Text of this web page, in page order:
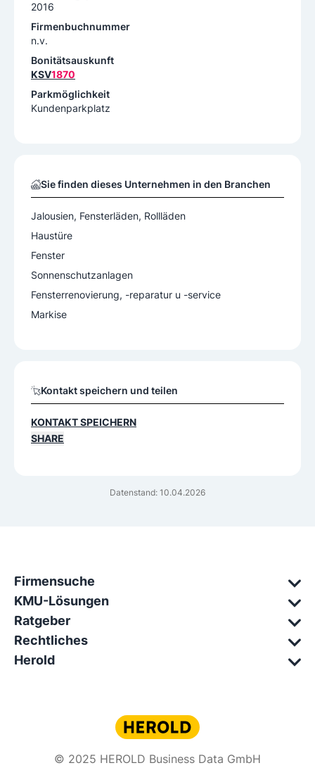
Datenstand: 10.04.2026
2016
Firmenbuchnummer
n.v.
Bonitätsauskunft
KSV1870
Parkmöglichkeit
Kundenparkplatz
Sie finden dieses Unternehmen in den Branchen
Jalousien, Fensterläden, Rollläden
Haustüre
Fenster
Sonnenschutzanlagen
Fensterrenovierung, -reparatur u -service
Markise
Kontakt speichern und teilen
KONTAKT SPEICHERN
SHARE
Firmensuche
KMU-Lösungen
Ratgeber
Rechtliches
Herold
© 2025 HEROLD Business Data GmbH